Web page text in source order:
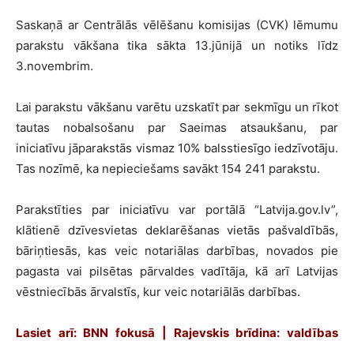
Saskaņā ar Centrālās vēlēšanu komisijas (CVK) lēmumu
parakstu vākšana tika sākta 13.jūnijā un notiks līdz
3.novembrim.
Lai parakstu vākšanu varētu uzskatīt par sekmīgu un rīkot
tautas nobalsošanu par Saeimas atsaukšanu, par
iniciatīvu jāparakstās vismaz 10% balsstiesīgo iedzīvotāju.
Tas nozīmē, ka nepieciešams savākt 154 241 parakstu.
Parakstīties par iniciatīvu var portālā “Latvija.gov.lv”,
klātienē dzīvesvietas deklarēšanas vietās pašvaldībās,
bāriņtiesās, kas veic notariālas darbības, novados pie
pagasta vai pilsētas pārvaldes vadītāja, kā arī Latvijas
vēstniecībās ārvalstīs, kur veic notariālās darbības.
Lasiet arī:BNN fokusā | Rajevskis brīdina: valdības